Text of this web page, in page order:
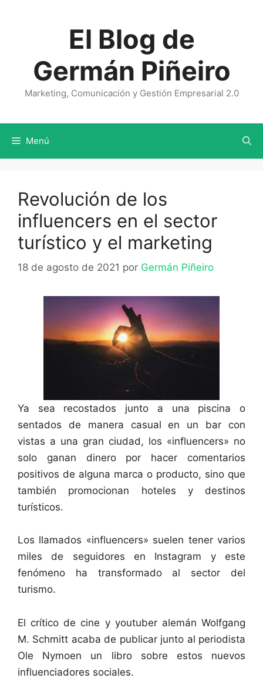
El Blog de
Germán Piñeiro
Marketing, Comunicación y Gestión Empresarial 2.0
Menú
Revolución de los
influencers en el sector
turístico y el marketing
18 de agosto de 2021 por Germán Piñeiro
Ya sea recostados junto a una piscina o
sentados de manera casual en un bar con
vistas a una gran ciudad, los «influencers» no
solo ganan dinero por hacer comentarios
positivos de alguna marca o producto, sino que
también promocionan hoteles y destinos
turísticos.
Los llamados «influencers» suelen tener varios
miles de seguidores en Instagram y este
fenómeno ha transformado al sector del
turismo.
El crítico de cine y youtuber alemán Wolfgang
M. Schmitt acaba de publicar junto al periodista
Ole Nymoen un libro sobre estos nuevos
influenciadores sociales.